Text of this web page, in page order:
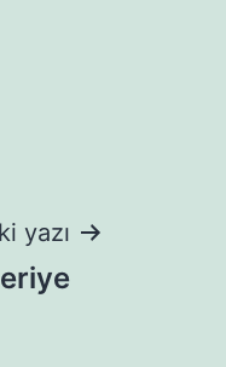
yazı